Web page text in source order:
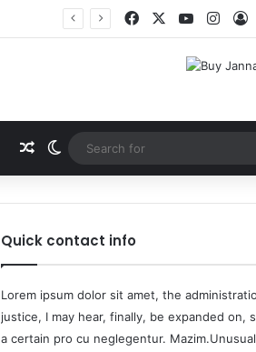
Quick contact info
Lorem ipsum dolor sit amet, the
justice, I may hear, finally, be expanded on,
a certain pro cu neglegentur.